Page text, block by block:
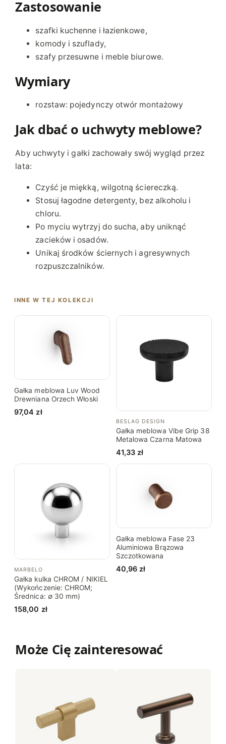
Zastosowanie
szafki kuchenne i łazienkowe,
komody i szuflady,
szafy przesuwne i meble biurowe.
Wymiary
rozstaw: pojedynczy otwór montażowy
Jak dbać o uchwyty meblowe?
Aby uchwyty i gałki zachowały swój wygląd przez
lata:
Czyść je miękką, wilgotną ściereczką.
Stosuj łagodne detergenty, bez alkoholu i
chloru.
Po myciu wytrzyj do sucha, aby uniknąć
zacieków i osadów.
Unikaj środków ściernych i agresywnych
rozpuszczalników.
INNE W TEJ KOLEKCJI
Gałka meblowa Luv Wood
Drewniana Orzech Włoski
97,04 zł
BESLAG DESIGN
Gałka meblowa Vibe Grip 38
Metalowa Czarna Matowa
41,33 zł
MARBELO
Gałka kulka CHROM / NIKIEL
(Wykończenie: CHROM;
Średnica: ∅ 30 mm)
158,00 zł
Gałka meblowa Fase 23
Aluminiowa Brązowa
Szczotkowana
40,96 zł
Może Cię zainteresować